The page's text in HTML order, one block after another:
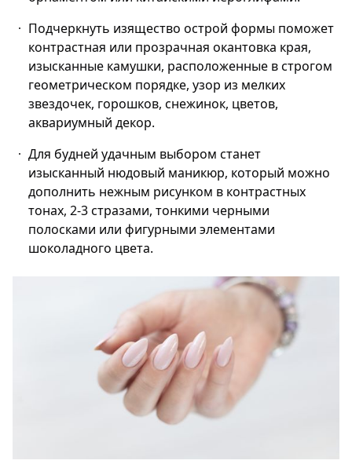
Подчеркнуть изящество острой формы поможет
контрастная или прозрачная окантовка края,
изысканные камушки, расположенные в строгом
геометрическом порядке, узор из мелких
звездочек, горошков, снежинок, цветов,
аквариумный декор.
Для будней удачным выбором станет
изысканный нюдовый маникюр, который можно
дополнить нежным рисунком в контрастных
тонах, 2-3 стразами, тонкими черными
полосками или фигурными элементами
шоколадного цвета.